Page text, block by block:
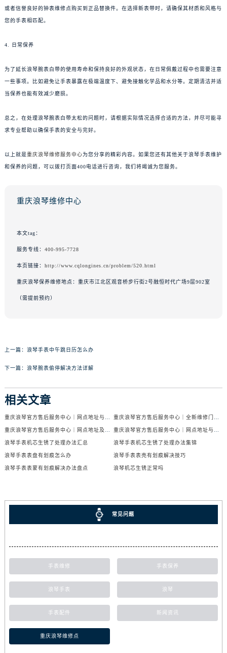
或者信誉良好的钟表维修点购买到正品替换件。在选择新表带时，请确保其材质和风格与
您的手表相匹配。
4. 日常保养
为了延长浪琴腕表白带的使用寿命和保持良好的外观状态，在日常佩戴过程中也需要注意
一些事项。比如避免让手表暴露在极端温度下、避免接触化学品和水分等。定期清洁并适
当保养也能有效减少磨损。
总之，在处理浪琴腕表白带太松的问题时，请根据实际情况选择合适的方法，并尽可能寻
求专业帮助以确保手表的安全与完好。
以上就是重庆浪琴维修服务中心为您分享的精彩内容。如果您还有其他关于浪琴手表维护
和保养的问题，可以拨打页面400电话进行咨询，我们将竭诚为您服务。
重庆浪琴维修中心
本文tag：
服务专线： 400-995-7728
本页链接： http://www.cqlongines.cn/problem/520.html
重庆浪琴保养维修地点：重庆市江北区观音桥步行街2号融恒时代广场9层902室
（需提前预约）
上一篇： 浪琴手表中午跳日历怎么办
下一篇： 浪琴腕表偷停解决方法详解
相关文章
浪琴手表机芯生锈了处理办法汇总 浪琴手表机芯生锈了处理办法集锦
浪琴手表表盘有划痕怎么办 浪琴手表表壳有划痕解决技巧
浪琴手表表蒙有划痕解决办法盘点 浪琴机芯生锈正常吗
常见问题
手表维修 手表保养
浪琴手表 浪琴
手表配件 新闻资讯
重庆浪琴维修点